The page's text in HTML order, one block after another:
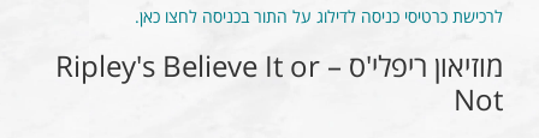
לרכישת כרטיסי כניסה לדילוג על התור בכניסה לחצו כאן.
מוזיאון ריפלי'ס – Ripley's Believe It or
Not